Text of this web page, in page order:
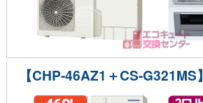
【CHP-46AZ1＋CS-G321MS】